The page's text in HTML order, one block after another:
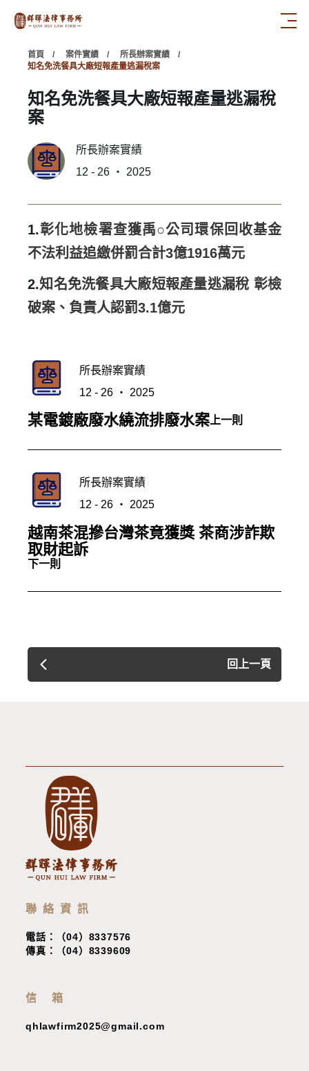
首頁 案件實績
所長辦案實績
知名免洗餐具大廠短報產量逃漏稅案
所長辦案實績
12 - 26 ‧ 2025
某電鍍廠廢水繞流排廢水案 上一則
所長辦案實績
12 - 26 ‧ 2025
越南茶混摻台灣茶竟獲獎 茶商涉詐欺
取財起訴
下一則
回上一頁
知名免洗餐具大廠短報產量逃漏稅
案
所長辦案實績
12 - 26 ‧ 2025
1.彰化地檢署查獲禹○公司環保回收基金
不法利益追繳併罰合計3億1916萬元
2.知名免洗餐具大廠短報產量逃漏稅 彰檢
破案、負責人認罰3.1億元
聯絡資訊
電話：（04）8337576
傳真：（04）8339609
信 箱
qhlawfirm2025@gmail.com